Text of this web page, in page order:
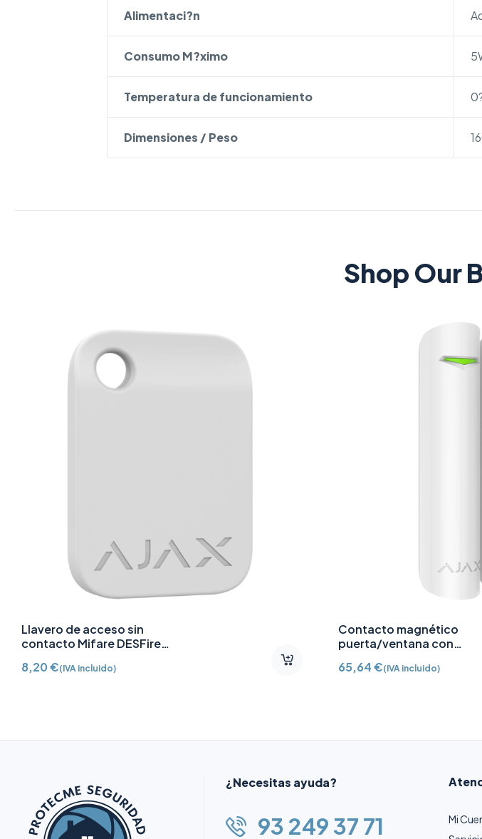
Alimentaci?n
Consumo M?ximo
Temperatura de funcionamiento
Dimensiones / Peso
Shop Our
Llavero de acceso sin
contacto Mifare DESFire
8,20€(IVA incluido)
Contacto magnético
puerta/ventana con
inclinación AJ-
65,64€(IVA incluido)
¿Necesitas ayuda?
93 249 37 71
Mi